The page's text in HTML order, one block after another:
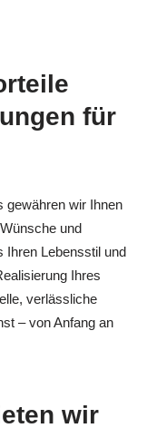
für
gewähren wir Ihnen
und
Ihren Lebensstil und
Ihres
verlässliche
– von Anfang an
wir